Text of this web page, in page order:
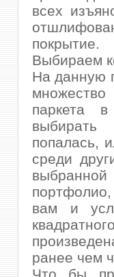
всех
покрытие.
Выбираем
На данную
паркета
попалась,
среди
вам и
ранее чем